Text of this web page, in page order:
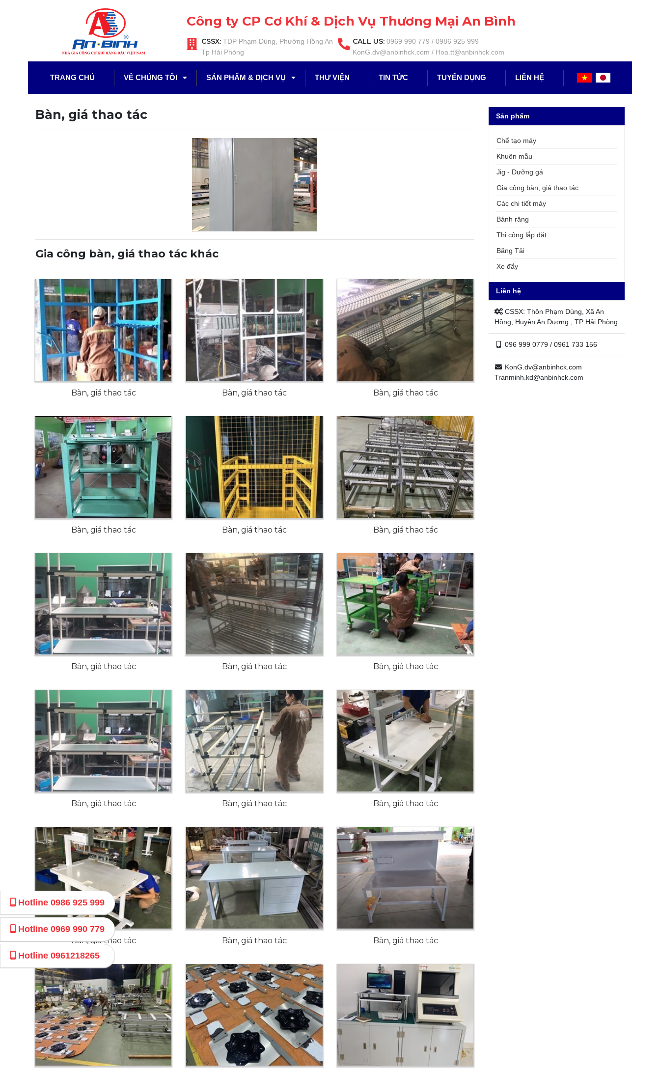
Công ty CP Cơ Khí & Dịch Vụ Thương Mại An Bình
CSSX:TDP Phạm Dùng, Phường Hồng An
Tp Hải Phòng
CALL US:0969 990 779 / 0986 925 999
KonG.dv@anbinhck.com / Hoa.tt@anbinhck.com
TRANG CHỦ VỀ CHÚNG TÔI SẢN PHẨM & DỊCH VỤ THƯ VIỆN TIN TỨC TUYỂN DỤNG LIÊN HỆ
Bàn, giá thao tác
Gia công bàn, giá thao tác khác
Bàn, giá thao tác Bàn, giá thao tác Bàn, giá thao tác
Bàn, giá thao tác Bàn, giá thao tác Bàn, giá thao tác
Bàn, giá thao tác Bàn, giá thao tác Bàn, giá thao tác
Bàn, giá thao tác Bàn, giá thao tác Bàn, giá thao tác
Bàn, giá thao tác Bàn, giá thao tác Bàn, giá thao tác
Sản phẩm
Chế tạo máy
Khuôn mẫu
Jig - Dưỡng gá
Gia công bàn, giá thao tác
Các chi tiết máy
Bánh răng
Thi công lắp đặt
Băng Tải
Xe đẩy
Liên hệ
CSSX: Thôn Phạm Dùng, Xã An
Hồng, Huyện An Dương , TP Hải Phòng
096 999 0779 / 0961 733 156
KonG.dv@anbinhck.com
Tranminh.kd@anbinhck.com
Hotline 0986 925 999
Hotline 0969 990 779
Hotline 0961218265